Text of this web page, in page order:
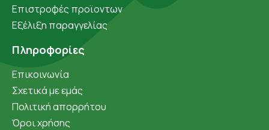
Επιστροφές προϊοντων
Εξέλιξη παραγγελίας
Πληροφορίες
Επικοινωνία
Σχετικά με εμάς
Πολιτική απορρήτου
Όροι χρήσης